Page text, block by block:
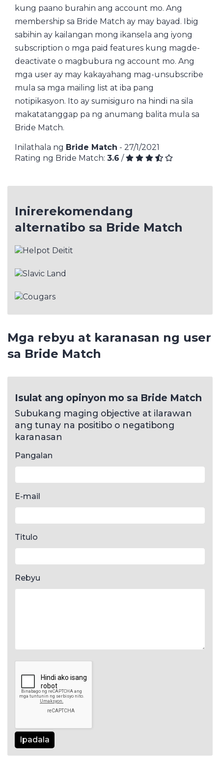
kung paano burahin ang account mo. Ang
membership sa Bride Match ay may bayad. Ibig
sabihin ay kailangan mong ikansela ang iyong
subscription o mga paid features kung magde-
deactivate o magbubura ng account mo. Ang
mga user ay may kakayahang mag-unsubscribe
mula sa mga mailing list at iba pang
notipikasyon. Ito ay sumisiguro na hindi na sila
makatatanggap pa ng anumang balita mula sa
Bride Match.
Inilathala ng Bride Match - 27/1/2021
Rating ng Bride Match: 3.6 /
Inirerekomendang
alternatibo sa Bride Match
Mga rebyu at karanasan ng user
sa Bride Match
Isulat ang opinyon mo sa Bride Match
Subukang maging objective at ilarawan
ang tunay na positibo o negatibong
karanasan
Pangalan
E-mail
Titulo
Rebyu
Ipadala